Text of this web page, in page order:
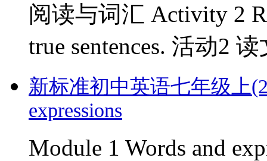
阅读与词汇 Activity 2
true sentences. 活动2
新标准初中英语七年级上
expressions
Module 1 Words and